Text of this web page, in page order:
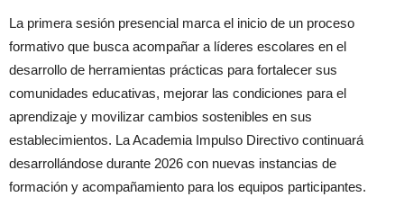
La primera sesión presencial marca el inicio de un proceso
formativo que busca acompañar a líderes escolares en el
desarrollo de herramientas prácticas para fortalecer sus
comunidades educativas, mejorar las condiciones para el
aprendizaje y movilizar cambios sostenibles en sus
establecimientos. La Academia Impulso Directivo continuará
desarrollándose durante 2026 con nuevas instancias de
formación y acompañamiento para los equipos participantes.